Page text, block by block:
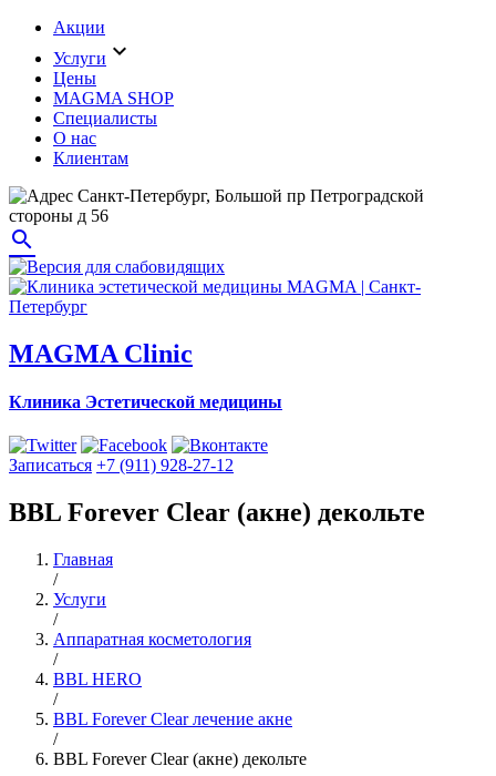
Акции
Услуги expand_more
Цены
MAGMA SHOP
Специалисты
О нас
Клиентам
Санкт-Петербург, Большой пр Петроградской
стороны д 56
search
MAGMA Clinic
Клиника Эстетической медицины
Записаться +7 (911) 928-27-12
BBL Forever Clear (акне) декольте
Главная
/
Услуги
/
Аппаратная косметология
/
BBL HERO
/
BBL Forever Clear лечение акне
/
BBL Forever Clear (акне) декольте